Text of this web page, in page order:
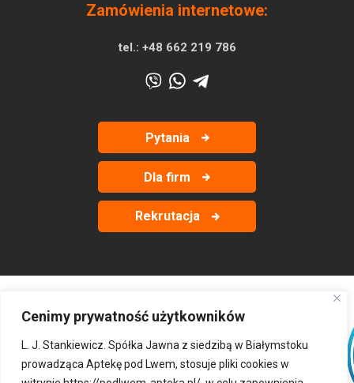
Cenimy prywatność użytkowników
L. J. Stankiewicz. Spółka Jawna z siedzibą w Białymstoku
prowadząca Aptekę pod Lwem, stosuje pliki cookies w
Zamówienia internetowe:
tel.: +48 662 219 786
Pytania
Dla firm
Rekrutacja
‹